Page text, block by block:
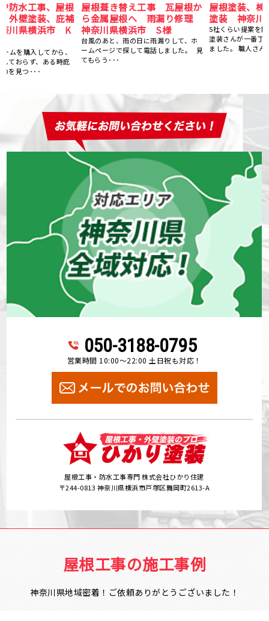
屋根塗装、棟鈑金交換、外壁
塗装 神奈川県横浜市 N様
5社くらい提案を聞きましたが、ひかり
塗装さんが一番丁寧にご対応ください
ました。 職人さんも、･･･
ベランダFRP防水工事、屋根
カバー工事、外壁塗装、庇補
修工事 神奈川県横浜市 K
様
15年前にマイホームを購入してから、
050-3188-0795
営業時間 10:00～22:00 土日祝も対応！
屋根工事・防水工事専門 株式会社ひかり住建
〒244-0813 神奈川県横浜市戸塚区舞岡町2613-A
屋根工事の施工事例
神奈川県地域密着！ご依頼ありがとうございました！